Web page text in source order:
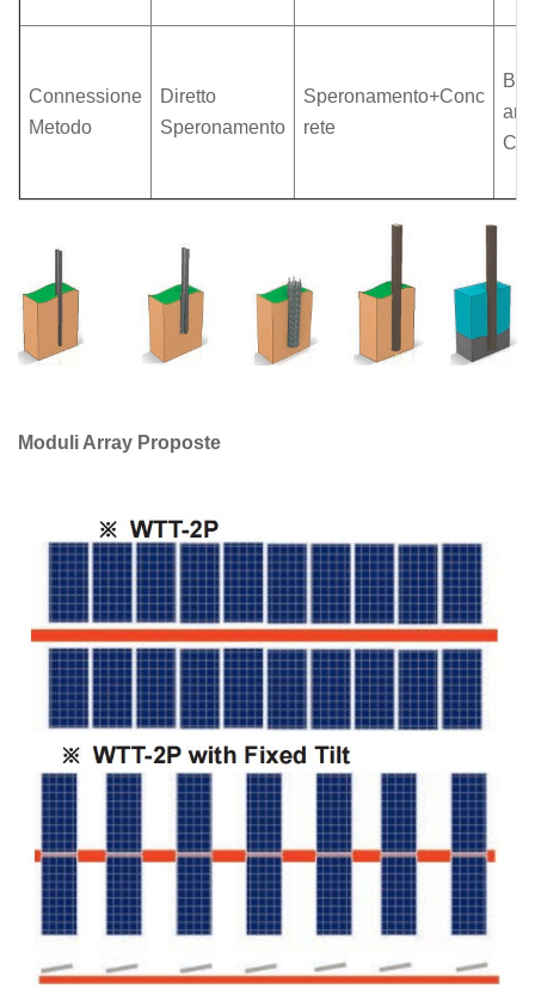
Connessione
Metodo
Diretto
Speronamento
Speronamento+Conc
rete
Moduli Array Proposte